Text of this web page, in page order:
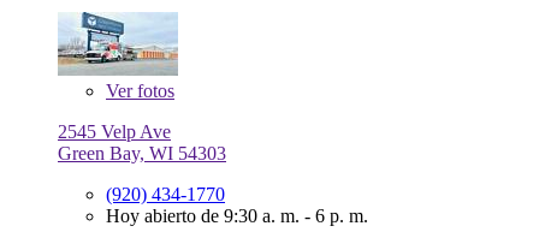
Verfotos
2545 Velp Ave
Green Bay, WI 54303
(920) 434-1770
Hoy abierto de 9:30 a. m. - 6 p. m.